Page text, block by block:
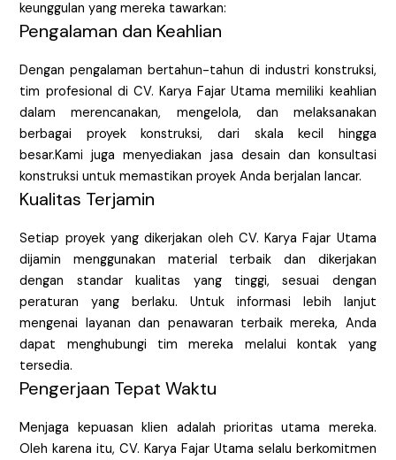
keunggulan yang mereka tawarkan:
Pengalaman dan Keahlian
Dengan pengalaman bertahun-tahun di industri konstruksi,
tim profesional di CV. Karya Fajar Utama memiliki keahlian
dalam merencanakan, mengelola, dan melaksanakan
berbagai proyek konstruksi, dari skala kecil hingga
besar.Kami juga menyediakan jasa desain dan konsultasi
konstruksi untuk memastikan proyek Anda berjalan lancar.
Kualitas Terjamin
Setiap proyek yang dikerjakan oleh CV. Karya Fajar Utama
dijamin menggunakan material terbaik dan dikerjakan
dengan standar kualitas yang tinggi, sesuai dengan
peraturan yang berlaku. Untuk informasi lebih lanjut
mengenai layanan dan penawaran terbaik mereka, Anda
dapat menghubungi tim mereka melalui kontak yang
tersedia.
Pengerjaan Tepat Waktu
Menjaga kepuasan klien adalah prioritas utama mereka.
Oleh karena itu, CV. Karya Fajar Utama selalu berkomitmen